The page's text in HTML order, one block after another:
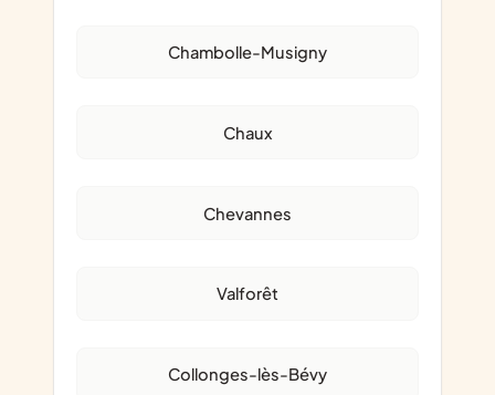
Chambolle-Musigny
Chaux
Chevannes
Valforêt
Collonges-lès-Bévy